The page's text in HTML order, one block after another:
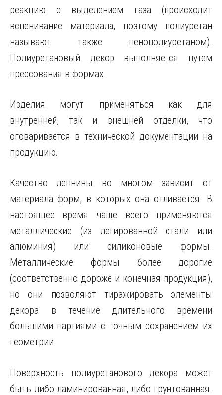
реакцию с выделением газа (происходит
вспенивание материала, поэтому полиуретан
называют также пенополиуретаном).
Полиуретановый декор выполняется путем
прессования в формах.
Изделия могут применяться как для
внутренней, так и внешней отделки, что
оговаривается в технической документации на
продукцию.
Качество лепнины во многом зависит от
материала форм, в которых она отливается. В
настоящее время чаще всего применяются
металлические (из легированной стали или
алюминия) или силиконовые формы.
Металлические формы более дорогие
(соответственно дороже и конечная продукция),
но они позволяют тиражировать элементы
декора в течение длительного времени
большими партиями с точным сохранением их
геометрии.
Поверхность полиуретанового декора может
быть либо ламинированная, либо грунтованная.